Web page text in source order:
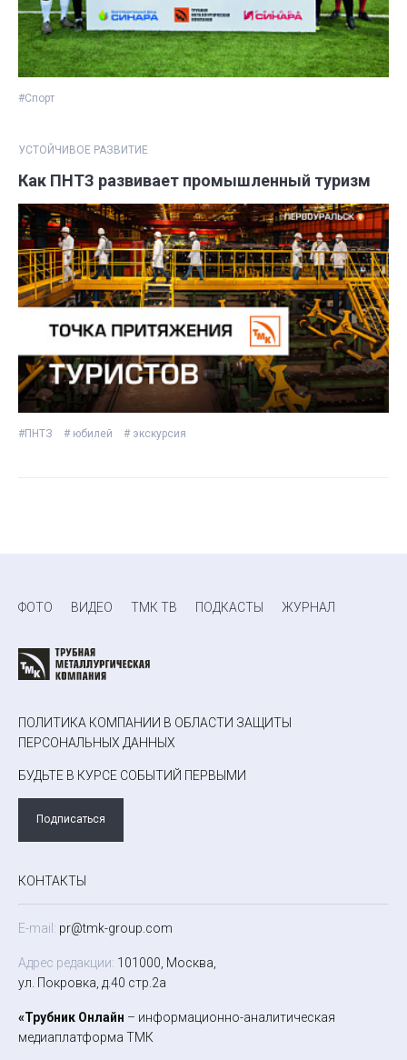
#Спорт
УСТОЙЧИВОЕ РАЗВИТИЕ
Как ПНТЗ развивает промышленный туризм
#ПНТЗ # юбилей # экскурсия
ФОТО ВИДЕО ТМК ТВ ПОДКАСТЫ ЖУРНАЛ
ПОЛИТИКА КОМПАНИИ В ОБЛАСТИ ЗАЩИТЫ
ПЕРСОНАЛЬНЫХ ДАННЫХ
БУДЬТЕ В КУРСЕ СОБЫТИЙ ПЕРВЫМИ
Подписаться
КОНТАКТЫ
E-mail: pr@tmk-group.com
Адрес редакции: 101000, Москва,
ул. Покровка, д.40 стр.2а
«Трубник Онлайн – информационно-аналитическая
медиаплатформа ТМК